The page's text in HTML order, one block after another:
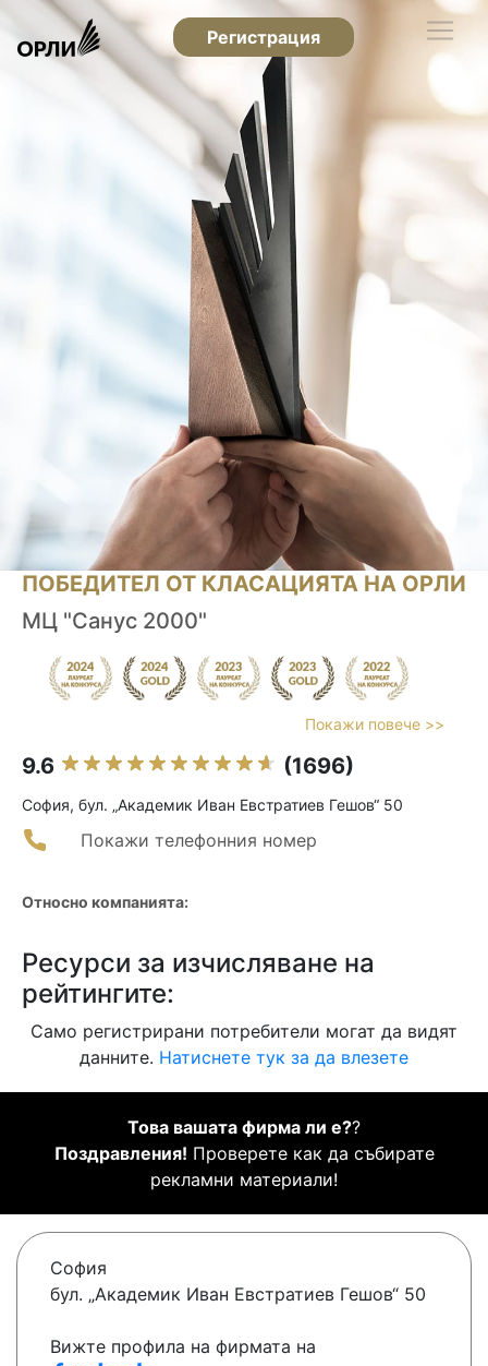
Регистрация
ПОБЕДИТЕЛ ОТ КЛАСАЦИЯТА НА ОРЛИ
МЦ "Санус 2000"
Покажи повече >>
9.6 (1696)
София, бул. „Aкадемик Иван Евстратиев Гешов“ 50
Покажи телефонния номер
Относно компанията:
Ресурси за изчисляване на
рейтингите:
Само регистрирани потребители могат да видят
данните. Натиснете тук за да влезете
Това вашата фирма ли е??
Поздравления! Проверете как да събирате
рекламни материали!
София
бул. „Aкадемик Иван Евстратиев Гешов“ 50
Вижте профила на фирмата на